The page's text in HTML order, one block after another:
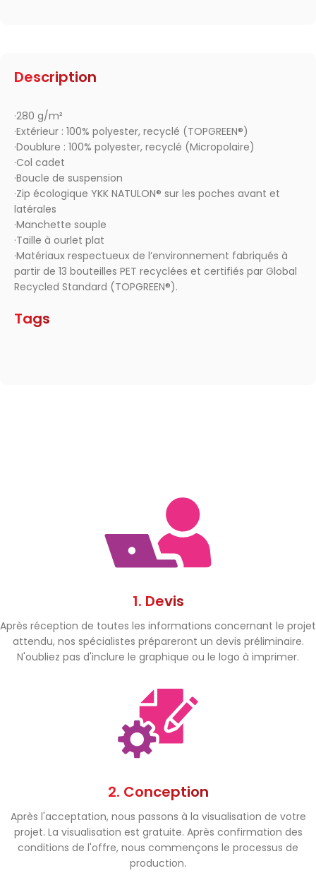
Description
·280 g/m²
·Extérieur : 100% polyester, recyclé (TOPGREEN®)
·Doublure : 100% polyester, recyclé (Micropolaire)
·Col cadet
·Boucle de suspension
·Zip écologique YKK NATULON® sur les poches avant et
latérales
·Manchette souple
·Taille à ourlet plat
·Matériaux respectueux de l’environnement fabriqués à
partir de 13 bouteilles PET recyclées et certifiés par Global
Recycled Standard (TOPGREEN®).
Tags
1. Devis
Après réception de toutes les informations concernant le projet
attendu, nos spécialistes prépareront un devis préliminaire.
N'oubliez pas d'inclure le graphique ou le logo à imprimer.
2. Conception
Après l'acceptation, nous passons à la visualisation de votre
projet. La visualisation est gratuite. Après confirmation des
conditions de l'offre, nous commençons le processus de
production.